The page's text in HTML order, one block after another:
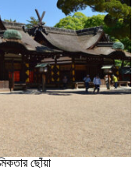
ছোঁয়া